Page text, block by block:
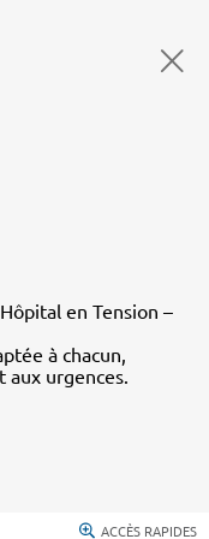
en Tension –
à chacun,
aux urgences.
ACCÈS RAPIDES